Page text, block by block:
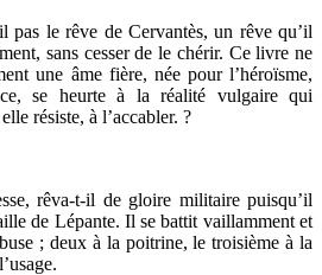
pas le rêve de Cervantès, un rêve qu’il
sans cesser de le chérir. Ce livre ne
une âme fière, née pour l’héroïsme,
se heurte à la réalité vulgaire qui
résiste, à l’accabler. ?
rêva-t-il de gloire militaire puisqu’il
de Lépante. Il se battit vaillamment et
; deux à la poitrine, le troisième à la